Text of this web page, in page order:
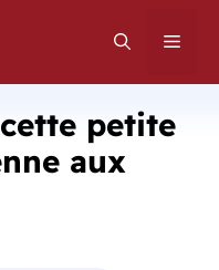
petite
aux